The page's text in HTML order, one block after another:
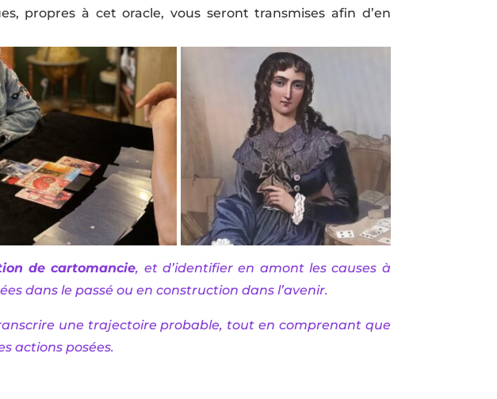
propres à cet oracle, vous seront transmises afin d’en
de cartomancie, et d’identifier en amont les causes à
dans le passé ou en construction dans l’avenir.
une trajectoire probable, tout en comprenant que
actions posées.